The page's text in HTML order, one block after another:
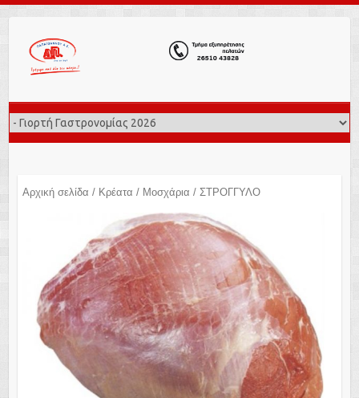
Αρχική σελίδα / Κρέατα / Μοσχάρια / ΣΤΡΟΓΓΥΛΟ